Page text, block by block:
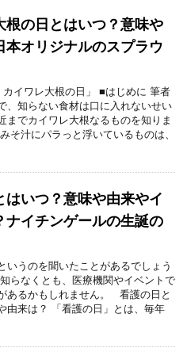
根の日とはいつ？意味や
本オリジナルのスプラウ
イワレ大根の日」 ■はじめに 筆者
、知らない食材は口に入れないせい
までカイワレ大根なるものを知りま
そ汁にパラっと浮いているものは、
はいつ？意味や由来やイ
ナイチンゲールの生誕の
いうのを聞いたことがあるでしょう
らなくとも、医療機関やイベントで
あるかもしれません。 看護の日と
由来は？ 「看護の日」とは、毎年